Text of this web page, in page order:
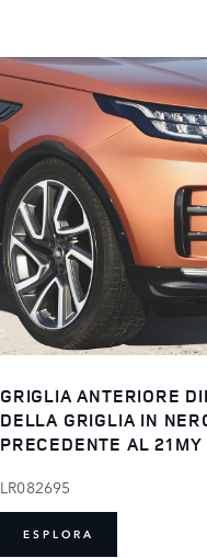
GRIGLIA ANTERIORE
DELLA GRIGLIA IN
PRECEDENTE AL 21MY
LR082695
ESPLORA